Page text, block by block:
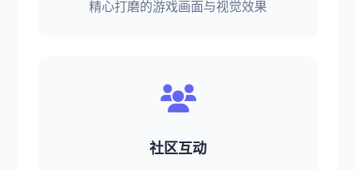
精心打磨的游戏画面与视觉效果
社区互动